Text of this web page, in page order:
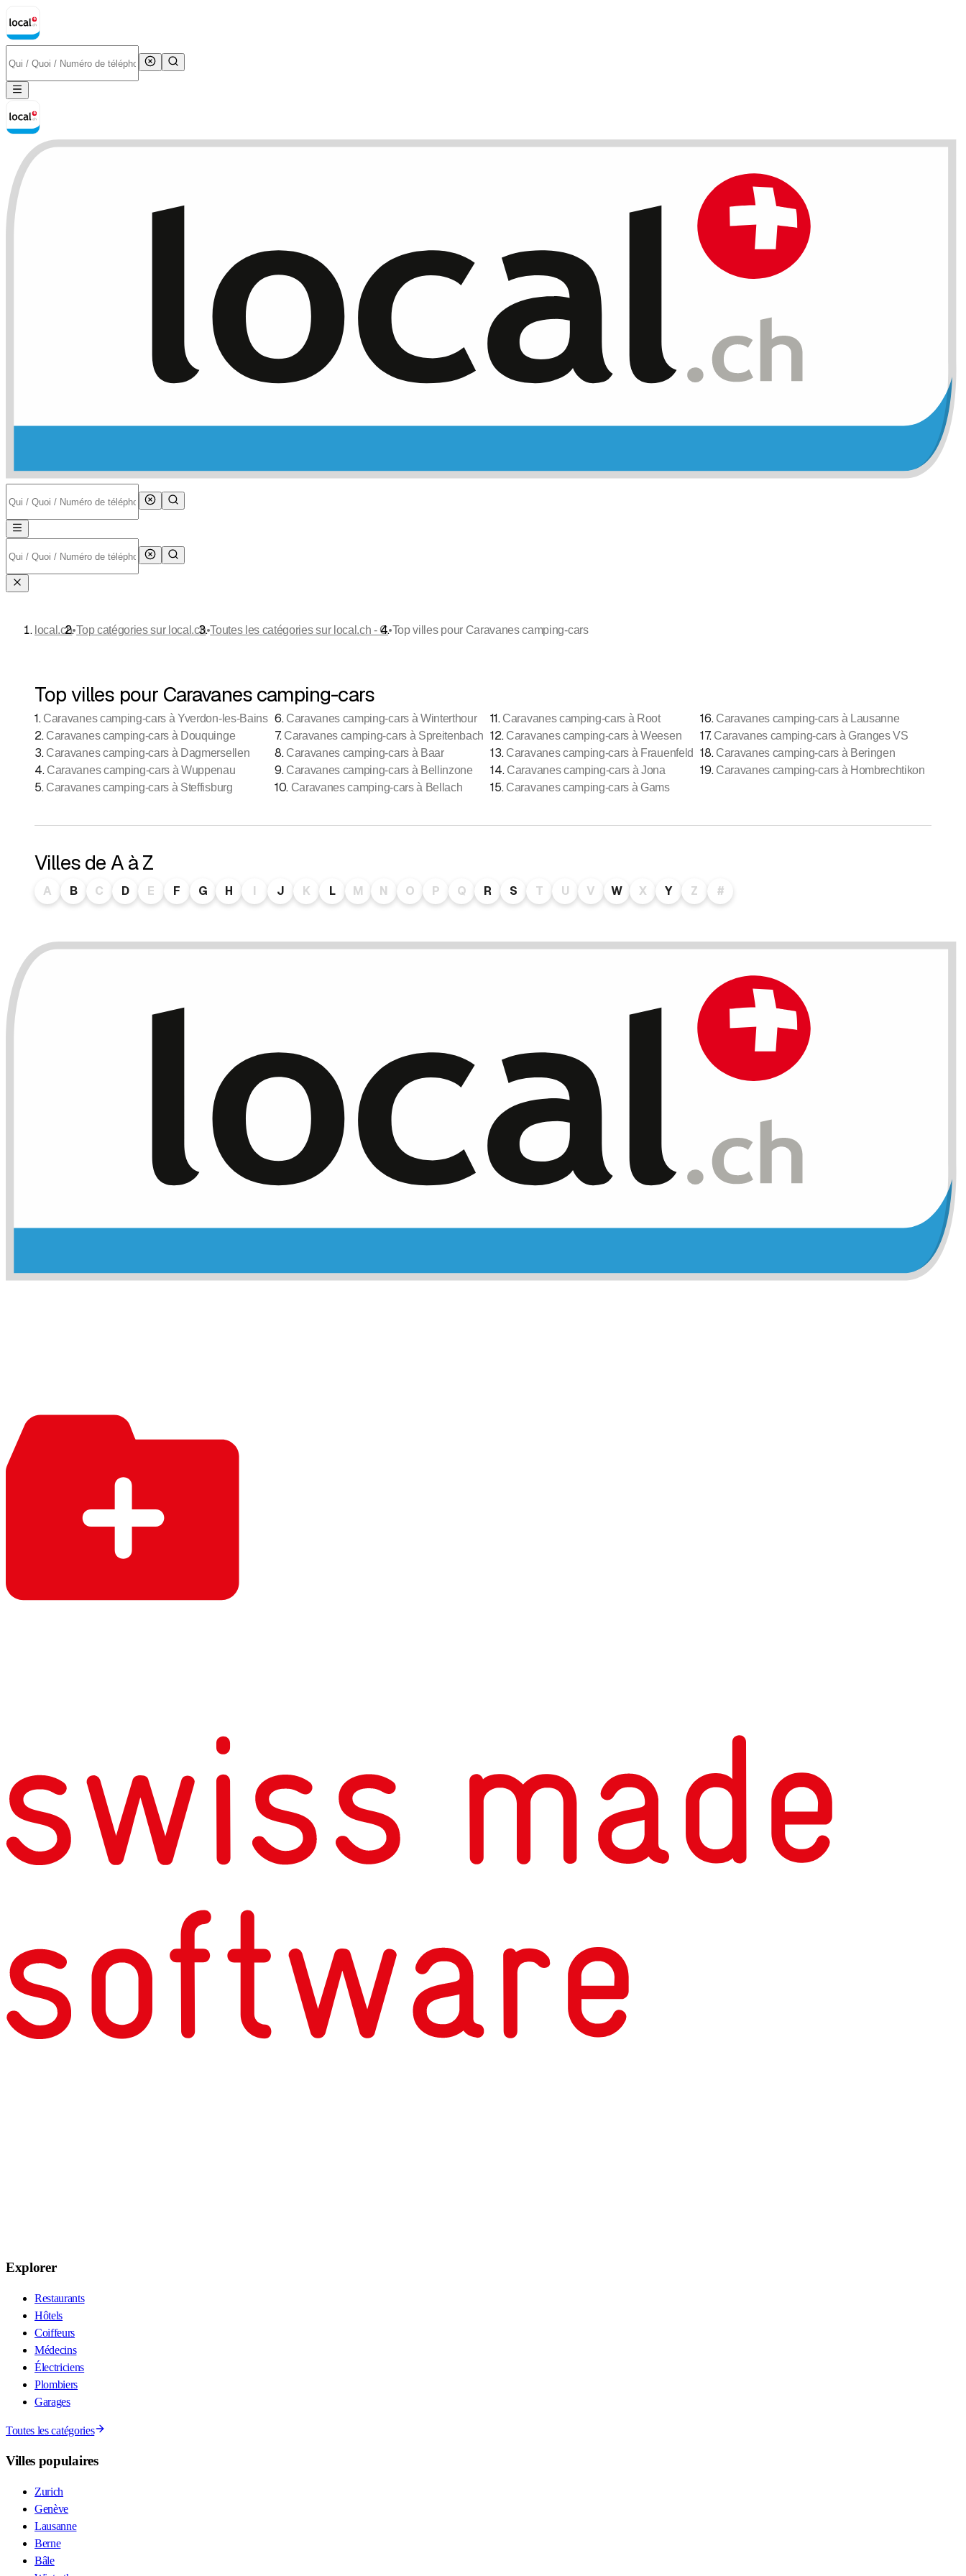
Top villes pour Caravanes camping-cars
1. Caravanes camping-cars à Yverdon-les-Bains
2. Caravanes camping-cars à Douquinge
3. Caravanes camping-cars à Dagmersellen
4. Caravanes camping-cars à Wuppenau
5. Caravanes camping-cars à Steffisburg
6. Caravanes camping-cars à Winterthour
7. Caravanes camping-cars à Spreitenbach
8. Caravanes camping-cars à Baar
9. Caravanes camping-cars à Bellinzone
10. Caravanes camping-cars à Bellach
11. Caravanes camping-cars à Root
12. Caravanes camping-cars à Weesen
13. Caravanes camping-cars à Frauenfeld
14. Caravanes camping-cars à Jona
15. Caravanes camping-cars à Gams
16. Caravanes camping-cars à Lausanne
17. Caravanes camping-cars à Granges VS
18. Caravanes camping-cars à Beringen
19. Caravanes camping-cars à Hombrechtikon
Villes de A à Z
A B C D E F G H I J K L M N O P Q R S T U V W X Y Z #
local.ch•Top catégories sur local.ch•Toutes les catégories sur local.ch - C•Top villes pour Caravanes camping-cars
Explorer
Restaurants
Hôtels
Coiffeurs
Médecins
Électriciens
Plombiers
Garages
Toutes les catégories
Villes populaires
Zurich
Genève
Lausanne
Berne
Bâle